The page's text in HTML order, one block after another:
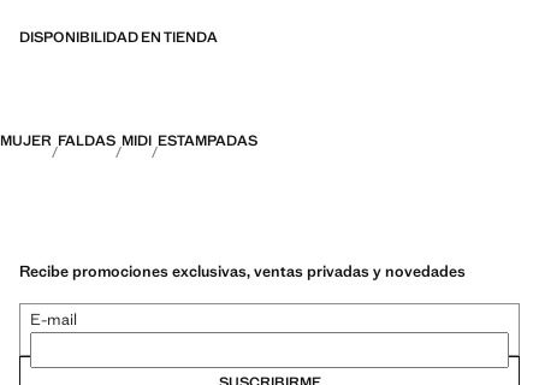
DISPONIBILIDAD EN TIENDA
MUJER FALDAS MIDI ESTAMPADAS
Recibe promociones exclusivas, ventas privadas y novedades
E-mail